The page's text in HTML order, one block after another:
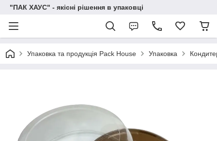
"ПАК ХАУС" - якісні рішення в упаковці
Упаковка та продукція Pack House Упаковка